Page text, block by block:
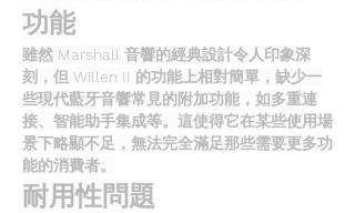
功能
雖然 Marshall 音響的經典設計令人印象深
刻，但 Willen II 的功能上相對簡單，缺少一
些現代藍牙音響常見的附加功能，如多重連
接、智能助手集成等。這使得它在某些使用場
景下略顯不足，無法完全滿足那些需要更多功
能的消費者。
耐用性問題